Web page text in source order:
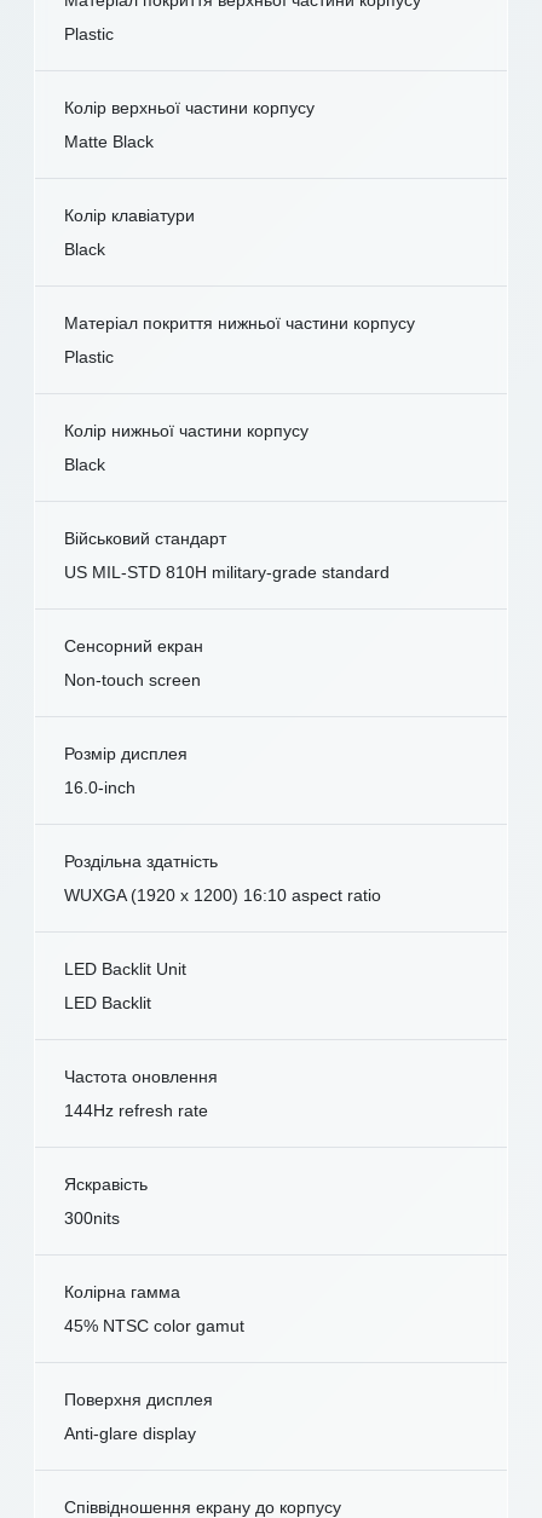
Plastic
Колір верхньої частини корпусу
Matte Black
Колір клавіатури
Black
Матеріал покриття нижньої частини корпусу
Plastic
Колір нижньої частини корпусу
Black
Військовий стандарт
US MIL-STD 810H military-grade standard
Сенсорний екран
Non-touch screen
Розмір дисплея
16.0-inch
Роздільна здатність
WUXGA (1920 x 1200) 16:10 aspect ratio
LED Backlit Unit
LED Backlit
Частота оновлення
144Hz refresh rate
Яскравість
300nits
Колірна гамма
45% NTSC color gamut
Поверхня дисплея
Anti-glare display
Співвідношення екрану до корпусу